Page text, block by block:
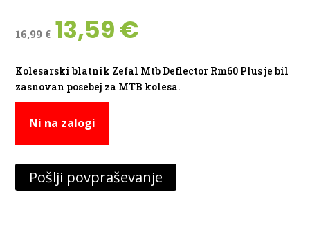
16,99€ Izvirna
cena
je
bila:
16,99 €.
13,59€
je:
13,59 €.
Kolesarski blatnik Zefal Mtb Deflector Rm60 Plus je bil
zasnovan posebej za MTB kolesa.
Ni na zalogi
Pošlji povpraševanje